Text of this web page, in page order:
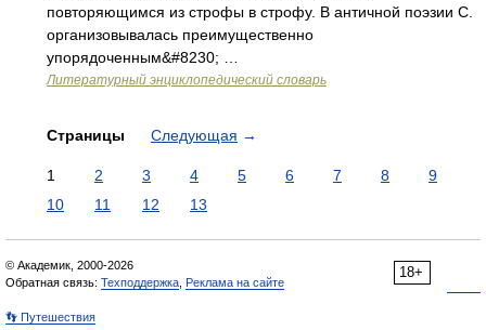
повторяющимся из строфы в строфу. В античной поэзии С.
организовывалась преимущественно
упорядоченным&#8230; …
Литературный энциклопедический словарь
Страницы Следующая →
1 2 3 4 5 6 7 8
9
10
11 12 13
18+
© Академик, 2000-2026
Обратная связь: Техподдержка Реклама на сайте
👣 Путешествия